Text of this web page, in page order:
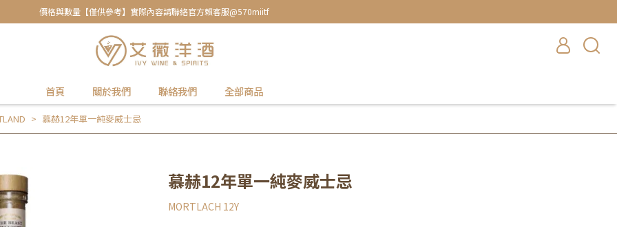
價格與數量【僅供參考】實際內容請聯絡官方賴客服@570miitf
首頁 關於我們 聯絡我們 全部商品
慕赫12年單一純麥威士忌
慕赫12年單一純麥威士忌
MORTLACH 12Y